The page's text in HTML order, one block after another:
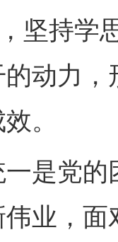
坚持
动力
。
党的
业，